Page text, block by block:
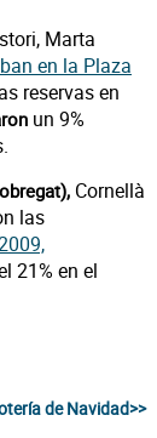
Marta
en la Plaza
reservas en
un 9%
Cornellà
las
21% en el
de Navidad>>